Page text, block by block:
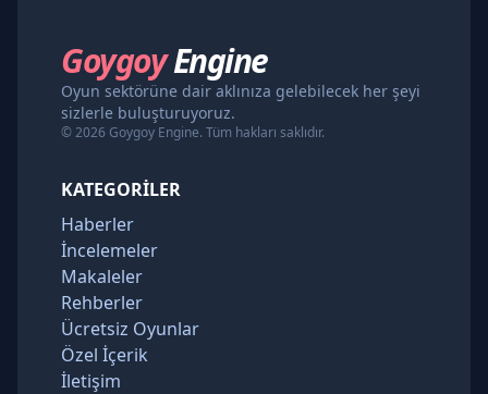
GoygoyEngine
Oyun sektörüne dair aklınıza gelebilecek her şeyi
sizlerle buluşturuyoruz.
© 2026 Goygoy Engine. Tüm hakları saklıdır.
KATEGORILER
Haberler
İncelemeler
Makaleler
Rehberler
Ücretsiz Oyunlar
Özel İçerik
İletişim